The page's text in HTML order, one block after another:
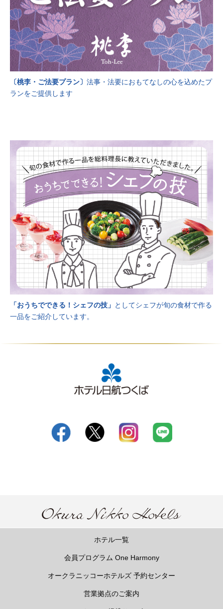
〔桃李・ご法要プラン〕 法事・法要におもてなしの心を込めたプ
ランをご提供します
「おうちでできる！シェフの技」 としてシェフが旬の食材で作る
一品をご紹介しています。
ホテル一覧
会員プログラム One Harmony
オークラニッコーホテルズ 予約センター
営業拠点のご案内